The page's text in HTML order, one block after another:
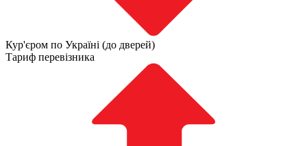
Кур'єром по Україні (до дверей)
Тариф перевізника